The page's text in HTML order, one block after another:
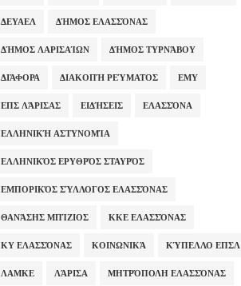
ΔΕΥΑΕΛ ΔΉΜΟΣ ΕΛΑΣΣΌΝΑΣ
ΔΉΜΟΣ ΛΑΡΙΣΑΊΩΝ ΔΉΜΟΣ ΤΥΡΝΆΒΟΥ
ΔΙΆΦΟΡΑ ΔΙΑΚΟΠΉ ΡΕΎΜΑΤΟΣ ΕΜΥ
ΕΠΣ ΛΆΡΙΣΑΣ ΕΙΔΉΣΕΙΣ ΕΛΑΣΣΌΝΑ
ΕΛΛΗΝΙΚΉ ΑΣΤΥΝΟΜΊΑ
ΕΛΛΗΝΙΚΌΣ ΕΡΥΘΡΌΣ ΣΤΑΥΡΌΣ
ΕΜΠΟΡΙΚΌΣ ΣΎΛΛΟΓΟΣ ΕΛΑΣΣΌΝΑΣ
ΘΑΝΆΣΗΣ ΜΠΊΖΙΟΣ ΚΚΕ ΕΛΑΣΣΌΝΑΣ
ΚΥ ΕΛΑΣΣΌΝΑΣ ΚΟΙΝΩΝΙΚΆ ΚΎΠΕΛΛΟ ΕΠΣΛ
ΛΑΜΚΕ ΛΆΡΙΣΑ ΜΗΤΡΌΠΟΛΗ ΕΛΑΣΣΌΝΑΣ